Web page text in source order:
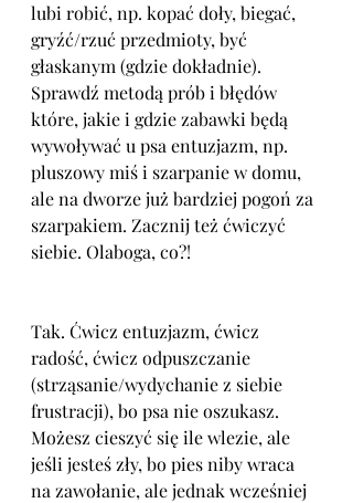
lubi robić, np. kopać doły, biegać,
gryźć/rzuć przedmioty, być
głaskanym (gdzie dokładnie).
Sprawdź metodą prób i błędów
które, jakie i gdzie zabawki będą
wywoływać u psa entuzjazm, np.
pluszowy miś i szarpanie w domu,
ale na dworze już bardziej pogoń za
szarpakiem. Zacznij też ćwiczyć
siebie. Olaboga, co?!
Tak. Ćwicz entuzjazm, ćwicz
radość, ćwicz odpuszczanie
(strząsanie/wydychanie z siebie
frustracji), bo psa nie oszukasz.
Możesz cieszyć się ile wlezie, ale
jeśli jesteś zły, bo pies niby wraca
na zawołanie, ale jednak wcześniej